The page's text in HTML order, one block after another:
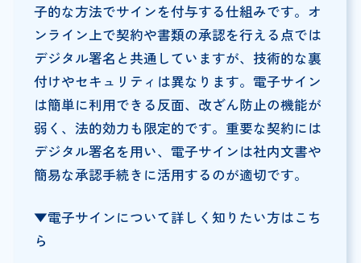
子的な方法でサインを付与する仕組みです。オ
ンライン上で契約や書類の承認を行える点では
デジタル署名と共通していますが、技術的な裏
付けやセキュリティは異なります。電子サイン
は簡単に利用できる反面、改ざん防止の機能が
弱く、法的効力も限定的です。重要な契約には
デジタル署名を用い、電子サインは社内文書や
簡易な承認手続きに活用するのが適切です。
▼電子サインについて詳しく知りたい方はこち
ら